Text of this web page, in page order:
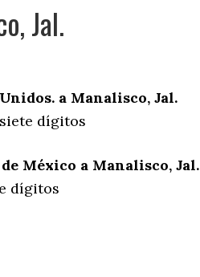
Jal.
a Manalisco, Jal.
dígitos
México a Manalisco, Jal.
dígitos